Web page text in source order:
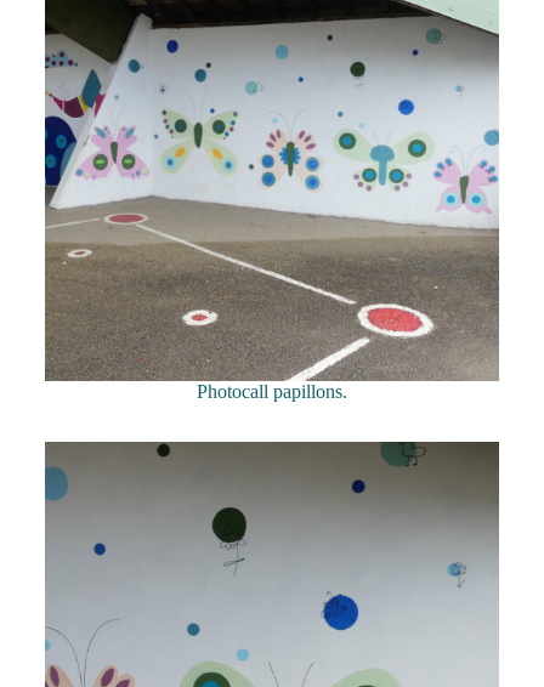
Photocall papillons.